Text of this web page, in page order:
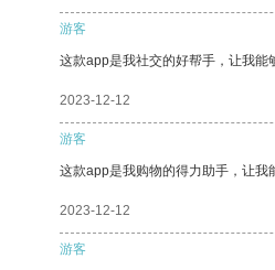
游客
这款app是我社交的好帮手，让我能
2023-12-12
游客
这款app是我购物的得力助手，让我
2023-12-12
游客